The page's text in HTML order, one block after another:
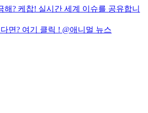
해? 케찹! 실시간 세계 이슈를 공유합니
면? 여기 클릭 ! @애니멀 뉴스